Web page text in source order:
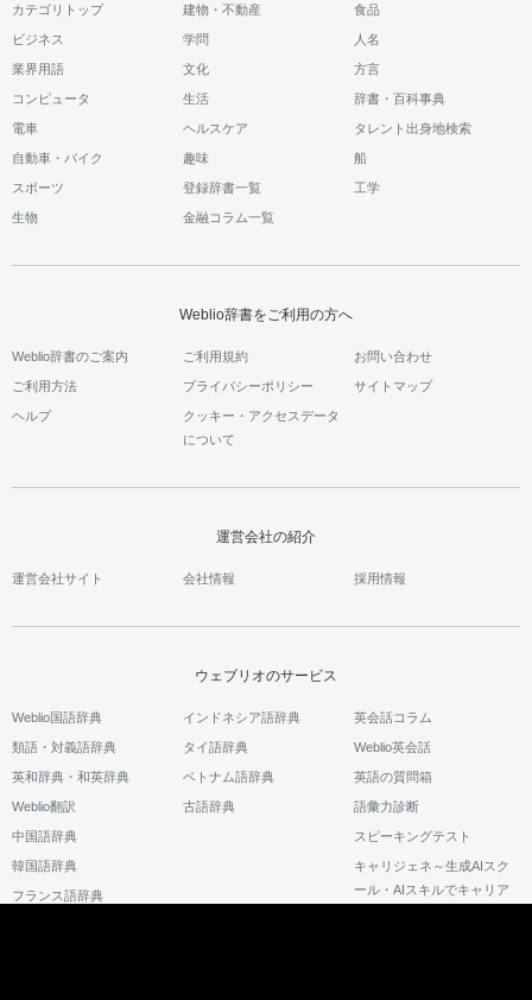
カテゴリトップ 建物・不動産 食品
ビジネス 学問 人名
業界用語 文化 方言
コンピュータ 生活 辞書・百科事典
電車 ヘルスケア タレント出身地検索
自動車・バイク 趣味 船
スポーツ 登録辞書一覧 工学
生物 金融コラム一覧
Weblio辞書をご利用の方へ
Weblio辞書のご案内 ご利用規約 お問い合わせ
ご利用方法 プライバシーポリシー サイトマップ
ヘルプ
クッキー・アクセスデータ
について
運営会社の紹介
運営会社サイト 会社情報 採用情報
ウェブリオのサービス
Weblio国語辞典
類語・対義語辞典
英和辞典・和英辞典
Weblio翻訳
中国語辞典
韓国語辞典
フランス語辞典
インドネシア語辞典
タイ語辞典
ベトナム語辞典
古語辞典
英会話コラム
Weblio英会話
英語の質問箱
語彙力診断
スピーキングテスト
キャリジェネ～生成AIスク
ール・AIスキルでキャリア